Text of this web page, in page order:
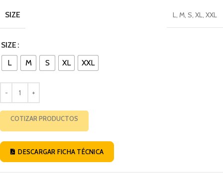
SIZE L, M, S, XL, XXL
SIZE
L
M S XL XXL
COTIZAR PRODUCTOS
DESCARGAR FICHA TÉCNICA